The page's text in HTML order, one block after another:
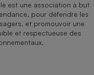
est une association à but
pour défendre les
et promouvoir une
et respectueuse des